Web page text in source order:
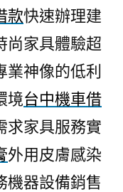
款快速辦理建
尚家具體驗超
業神像的低利
境台中機車借
求家具服務實
外用皮膚感染
機器設備銷售